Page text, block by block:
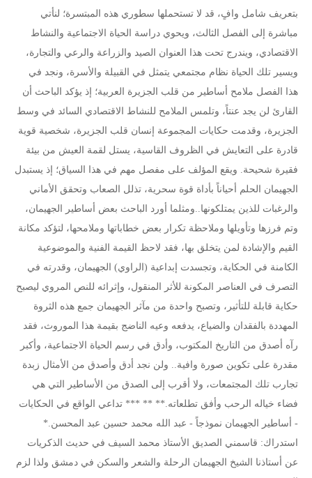
بتعريف شامل وافٍ، قد لا تستحملها سطوري هذه المبتسرة؛ لنأتي
مباشرة إلى الفصل الثالث، ويحوي دراسة الحياة الاجتماعية والنشاط
الاقتصادي، ويندرج تحت هذا العنوان الصيد والزراعة والرعي والتجارة،
ويسير تلك الحياة نظام مجتمعي يتمثل في القبيلة والأسرة، ونجد في
هذا الفصل ملامح أساطير من قلب الجزيرة العربية؛ إذ يؤكد الباحث أن
القارئ لن يجد عنتاً، وتلمس الملامح للنشاط الاقتصادي السائد في وسط
الجزيرة، وقدمت حكايات المجموعة إنسان قلب الجزيرة، شخصية قوية
قادرة على التعايش في الظروف القاسية، يستل لقمة العيش من بيئة
فقيرة شحيحة. ويقع المؤلف على مفصل مهم في هذا السياق؛ إذ يستبدل
الجهيمان الحلم أحياناً بأداة قوة سحرية، تذلل الصعاب وتحقق الأماني
والرغبات للذين يمتلكونها..ومثلما أورد الباحث بعض أساطير الجهيمان،
وتم فرزها وتأويلها وملاحظة تكرار بعض خطاباتها وملامحها، لتؤكد مكانة
القيم والإشادة لمن يتخلق بها، فقد لاحظ القيمة الفنية والموضوعية
الكامنة في الحكاية، وتجسدت إبداعية (الراوي) الجهيمان، وقدرته في
التصرف في العناصر المكونة للأثر المنقول، وإثرائه للنص المروي ليصبح
حكاية قابلة للتأثير، وتصبح واحدة من مآثر الجهيمان جمع هذه الثروة
المهددة بالفقدان والضياع، يدفعه وعيه الناضج بقيمة هذا الموروث، فقد
رآه أصدق من التاريخ المكتوب، وأدق في رسم الحياة الاجتماعية، وأكبر
مقدرة على تكوين صورة وافية.. ولن نجد أدق وأصدق من الأمثال زبدة
تجارب تلك المجتمعات، ولا أقرب إلى الصدق من الأساطير التي هي
فضاء خياله الرحب وأفق تطلعاته.** ** *** تداعي الواقع في الحكايات
- أساطير الجهيمان نموذجاً - عبد الله محمد حسين عبد المحسن.*
استدراك: قاسمني الصديق الأستاذ محمد السيف في حديث الذكريات
عن أستاذنا الشيخ الجهيمان الرحلة والشعر والسكن في دمشق ولذا لزم